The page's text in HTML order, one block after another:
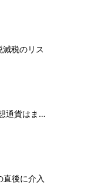
税のリス
通貨はま…
後に介入